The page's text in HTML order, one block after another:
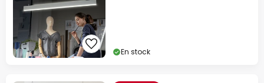
En stock